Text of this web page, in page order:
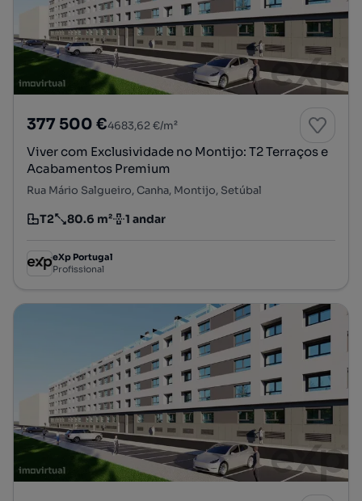
377 500 €4683,62 €/m²
Viver com Exclusividade no Montijo: T2 Terraços e
Acabamentos Premium
Rua Mário Salgueiro, Canha, Montijo, Setúbal
Tipologia
T2
Preço por metro quadrado
80.6 m²
Andar 1 andar
eXp Portugal
Profissional